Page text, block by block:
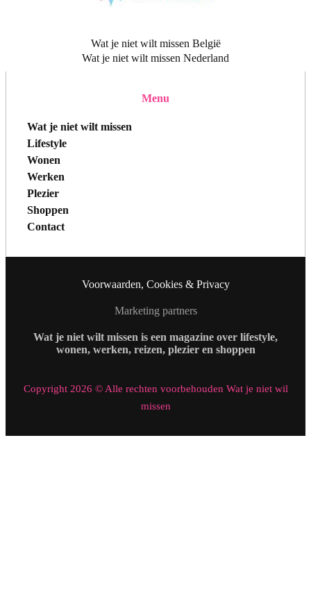
Wat je niet wilt missen België
Wat je niet wilt missen Nederland
Menu
Wat je niet wilt missen
Lifestyle
Wonen
Werken
Plezier
Shoppen
Contact
Voorwaarden, Cookies & Privacy
Marketing partners
Wat je niet wilt missen is een magazine over lifestyle,
wonen, werken, reizen, plezier en shoppen
Copyright 2026 © Alle rechten voorbehouden Wat je niet wil
missen